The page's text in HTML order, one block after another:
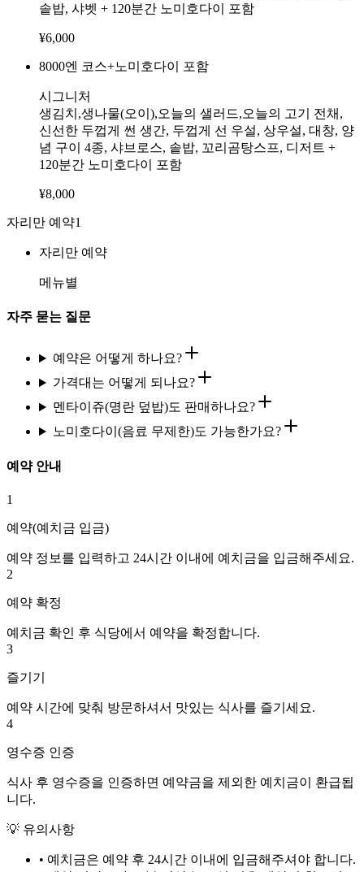
솥밥, 샤벳 + 120분간 노미호다이 포함
¥6,000
8000엔 코스+노미호다이 포함
시그니처
생김치,생나물(오이),오늘의 샐러드,오늘의 고기 전채,
신선한 두껍게 썬 생간, 두껍게 선 우설, 상우설, 대창, 양
념 구이 4종, 샤브로스, 솥밥, 꼬리곰탕스프, 디저트 +
120분간 노미호다이 포함
¥8,000
자리만 예약1
자리만 예약
메뉴별
자주 묻는 질문
예약은 어떻게 하나요?
가격대는 어떻게 되나요?
멘타이쥬(명란 덮밥)도 판매하나요?
노미호다이(음료 무제한)도 가능한가요?
예약 안내
1
예약(예치금 입금)
예약 정보를 입력하고 24시간 이내에 예치금을 입금해주세요.
2
예약 확정
예치금 확인 후 식당에서 예약을 확정합니다.
3
즐기기
예약 시간에 맞춰 방문하셔서 맛있는 식사를 즐기세요.
4
영수증 인증
식사 후 영수증을 인증하면 예약금을 제외한 예치금이 환급됩
니다.
💡 유의사항
• 예치금은 예약 후 24시간 이내에 입금해주셔야 합니다.